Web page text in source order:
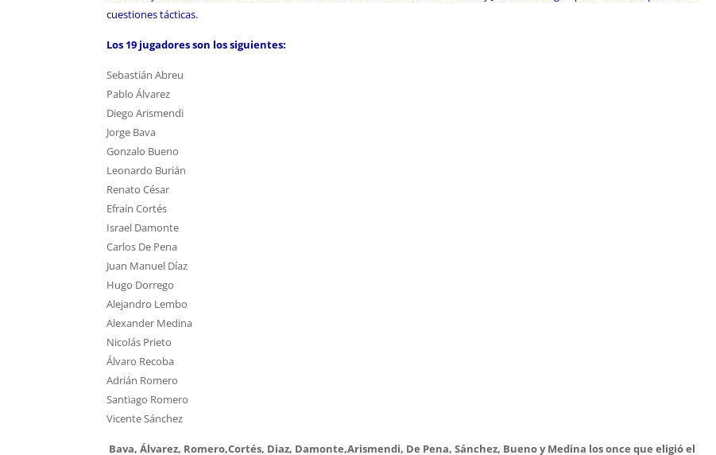
cuestiones tácticas.
Los 19 jugadores son los siguientes:
Sebastián Abreu
Pablo Álvarez
Diego Arismendi
Jorge Bava
Gonzalo Bueno
Leonardo Burián
Renato César
Efraín Cortés
Israel Damonte
Carlos De Pena
Juan Manuel Díaz
Hugo Dorrego
Alejandro Lembo
Alexander Medina
Nicolás Prieto
Álvaro Recoba
Adrián Romero
Santiago Romero
Vicente Sánchez
Bava, Álvarez, Romero,Cortés, Diaz, Damonte,Arismendi, De Pena, Sánchez, Bueno y Medina los once que eligió el